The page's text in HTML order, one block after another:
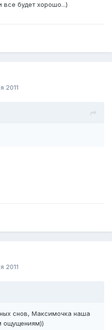
будет хорошо...)
2011
2011
снов, Максимочка наша
ощущениям))